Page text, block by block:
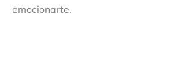
emocionarte.